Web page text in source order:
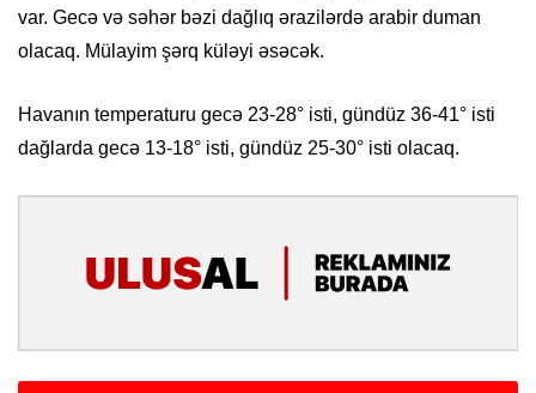
var. Gecə və səhər bəzi dağlıq ərazilərdə arabir duman
olacaq. Mülayim şərq küləyi əsəcək.
Havanın temperaturu gecə 23-28° isti, gündüz 36-41° isti
dağlarda gecə 13-18° isti, gündüz 25-30° isti olacaq.